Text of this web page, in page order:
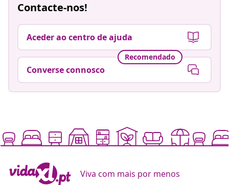
Contacte-nos!
Aceder ao centro de ajuda
Recomendado
Converse connosco
Viva com mais por menos